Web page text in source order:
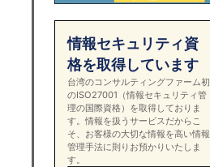
情報セキュリティ資
格を取得しています
台湾のコンサルティングファーム初
のISO27001（情報セキュリティ管
理の国際資格）を取得しておりま
す。情報を扱うサービスだからこ
そ、お客様の大切な情報を高い情報
管理手法に則りお預かりいたしま
す。